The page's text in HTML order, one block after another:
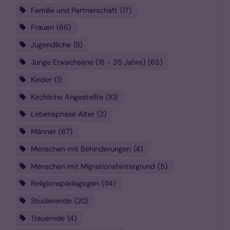
Familie und Partnerschaft 17
Frauen
66
Jugendliche 8
Junge Erwachsene (18 - 35 Jahre) 65
Kinder 1
Kirchliche Angestellte 10
Lebensphase Alter 2
Männer 67
Menschen mit Behinderungen 4
Menschen mit Migrationshintergrund 5
Religionspädagogen 114
Studierende 20
Trauernde 4